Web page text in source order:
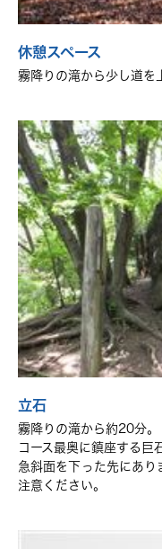
休憩スペース
霧降りの滝から少し道を
立石
霧降りの滝から約20分。
コース最奥に鎮座する巨
急斜面を下った先にあ
注意ください。